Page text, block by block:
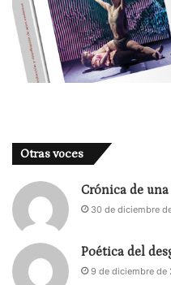
Otras voces
Crónica de
30 de diciembre
Poética del
9 de diciembre de